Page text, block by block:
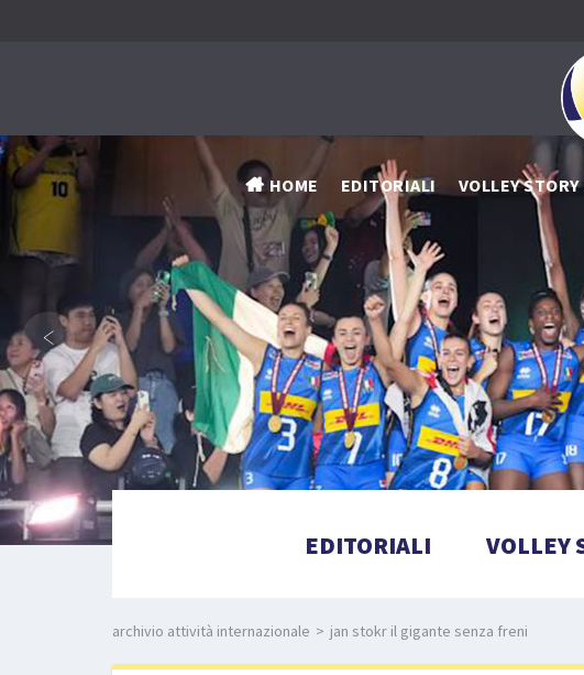
HOME EDITORIALI VOLLEY
‹
EDITORIALI VOLLEY
archivio attività internazionale > jan stokr il gigante senza freni